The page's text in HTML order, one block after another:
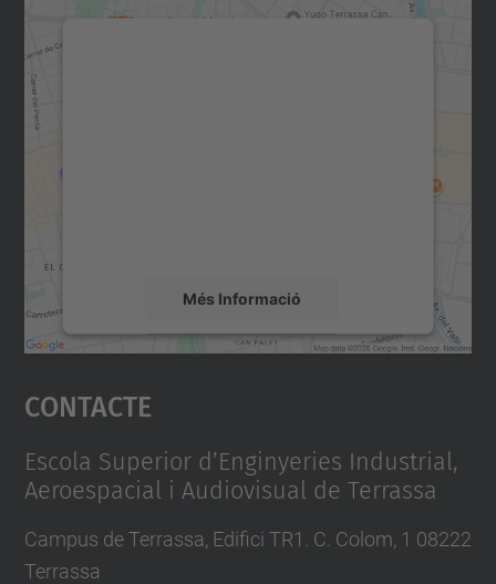
Més Informació
Accepta
powered by
Contacte
Escola Superior d’Enginyeries Industrial,
Aeroespacial i Audiovisual de Terrassa
Campus de Terrassa, Edifici TR1. C. Colom, 1 08222
Terrassa